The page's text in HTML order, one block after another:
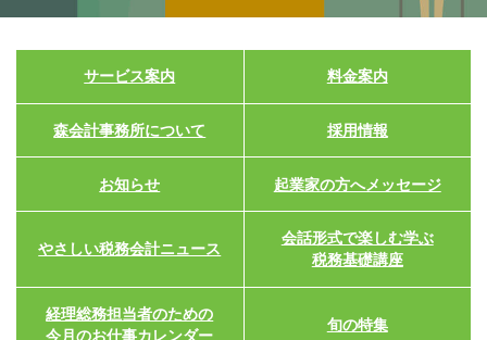
サービス案内 料金案内
森会計事務所について 採用情報
お知らせ 起業家の方へメッセージ
やさしい税務会計ニュース
会話形式で楽しむ学ぶ
税務基礎講座
経理総務担当者のための
今月のお仕事カレンダー
旬の特集